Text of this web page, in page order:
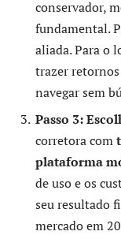
conservador,
fundamental.
aliada. Para o
trazer retornos
navegar sem
Passo 3:
corretora com
plataforma
de uso e os
seu resultado
mercado em